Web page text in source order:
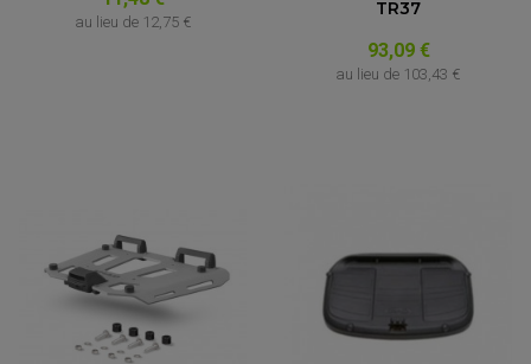
au lieu de 12,75 €
TR37
93,09 €
au lieu de 103,43 €